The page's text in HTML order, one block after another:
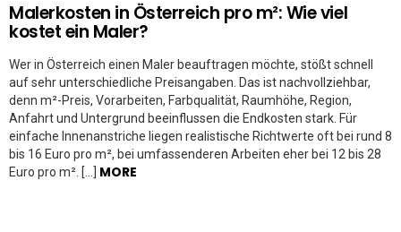
Malerkosten in Österreich pro m²: Wie viel
kostet ein Maler?
Wer in Österreich einen Maler beauftragen möchte, stößt schnell
auf sehr unterschiedliche Preisangaben. Das ist nachvollziehbar,
denn m²-Preis, Vorarbeiten, Farbqualität, Raumhöhe, Region,
Anfahrt und Untergrund beeinflussen die Endkosten stark. Für
einfache Innenanstriche liegen realistische Richtwerte oft bei rund 8
bis 16 Euro pro m², bei umfassenderen Arbeiten eher bei 12 bis 28
Euro pro m². […] MORE